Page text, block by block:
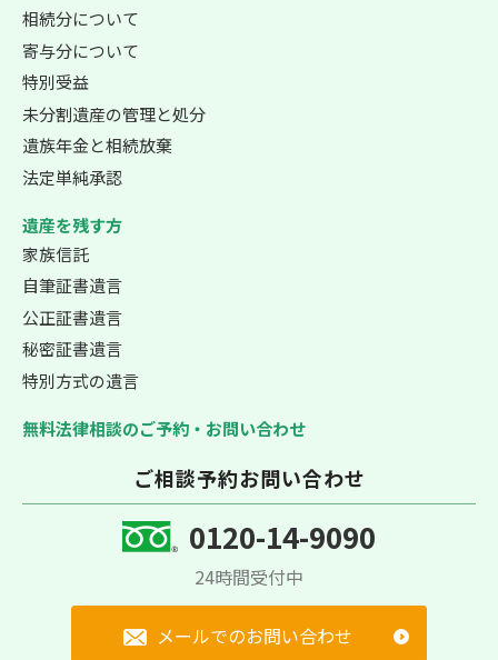
相続分について
寄与分について
特別受益
未分割遺産の管理と処分
遺族年金と相続放棄
法定単純承認
遺産を残す方
家族信託
自筆証書遺言
公正証書遺言
秘密証書遺言
特別方式の遺言
無料法律相談のご予約・お問い合わせ
ご相談予約お問い合わせ
0120-14-9090
24時間受付中
メールでのお問い合わせ